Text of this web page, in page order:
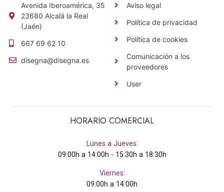
Avenida Iberoamérica, 35
23680 Alcalá la Real
(Jaén)
667 69 62 10
disegna@disegna.es
Aviso legal
Política de privacidad
Política de cookies
Comunicación a los
proveedores
User
HORARIO COMERCIAL
Lunes a Jueves:
09:00h a 14:00h - 15:30h a 18:30h
Viernes:
09:00h a 14:00h